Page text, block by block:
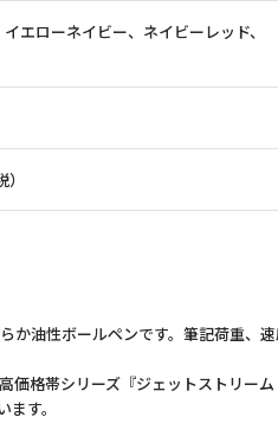
エローネイビー、ネイビーレッド、
油性ボールペンです。筆記荷重、
格帯シリーズ『ジェットストリー
す。